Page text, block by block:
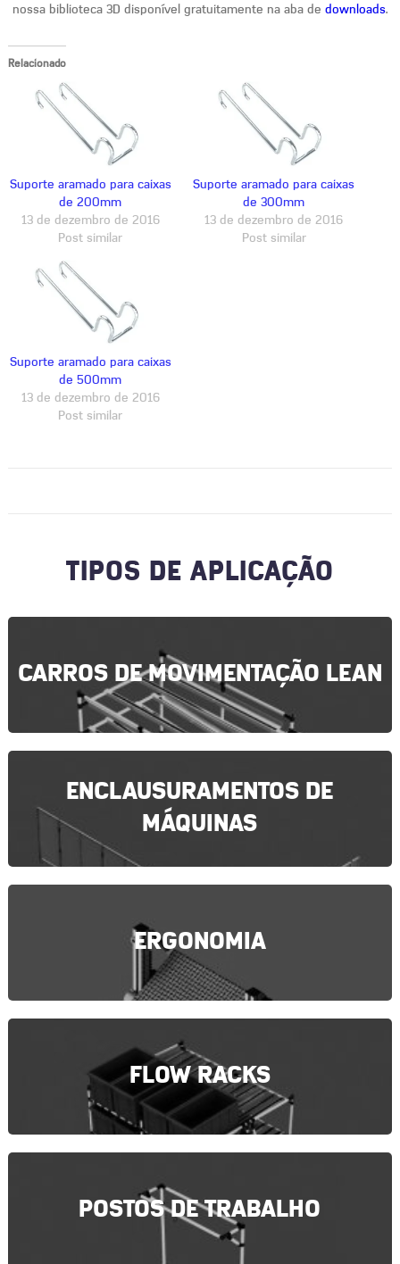
nossa biblioteca 3D disponível gratuitamente na aba de downloads.
Relacionado
Suporte aramado para caixas
de 200mm
13 de dezembro de 2016
Post similar
Suporte aramado para caixas
de 300mm
13 de dezembro de 2016
Post similar
Suporte aramado para caixas
de 500mm
13 de dezembro de 2016
Post similar
TIPOS DE APLICAÇÃO
CARROS DE MOVIMENTAÇÃO LEAN
ENCLAUSURAMENTOS DE
MÁQUINAS
ERGONOMIA
FLOW RACKS
POSTOS DE TRABALHO